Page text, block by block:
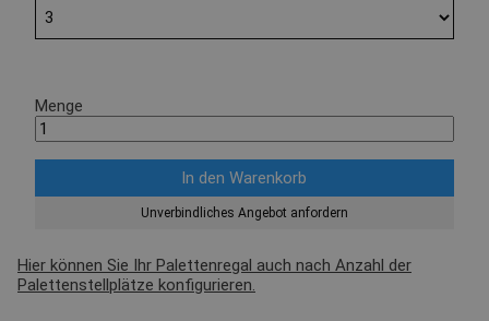
Menge
Unverbindliches Angebot anfordern
Hier können Sie Ihr Palettenregal auch nach Anzahl der
Palettenstellplätze konfigurieren.